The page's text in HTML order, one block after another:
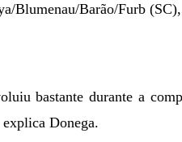
Blumenau/Barão/Furb
bastante durante a
Donega.